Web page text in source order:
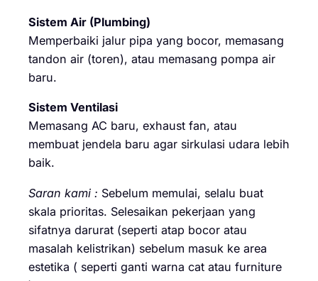
Sistem Air (Plumbing)
Memperbaiki jalur pipa yang bocor, memasang
tandon air (toren), atau memasang pompa air
baru.
Sistem Ventilasi
Memasang AC baru, exhaust fan, atau
membuat jendela baru agar sirkulasi udara lebih
baik.
Saran kami : Sebelum memulai, selalu buat
skala prioritas. Selesaikan pekerjaan yang
sifatnya darurat (seperti atap bocor atau
masalah kelistrikan) sebelum masuk ke area
estetika ( seperti ganti warna cat atau furniture